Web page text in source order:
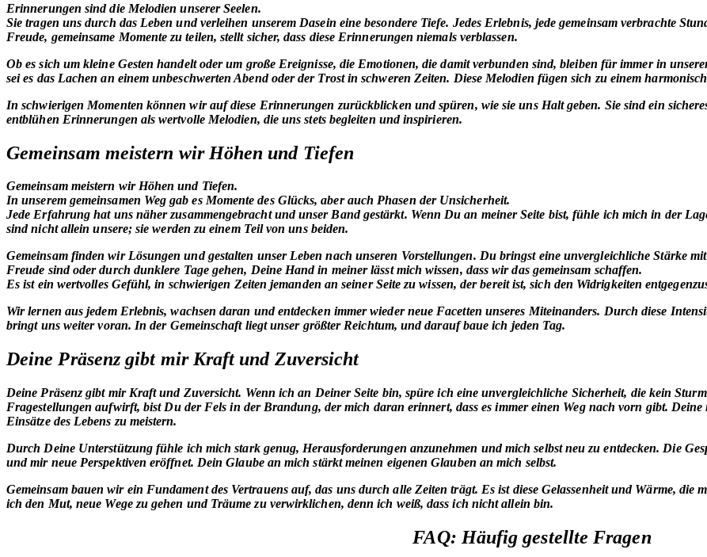
Erinnerungen sind die Melodien unserer Seelen.
Sie tragen uns durch das Leben und verleihen unserem Dasein eine besondere Tiefe. Jedes Erlebnis, jede gemeinsam verbrachte
Freude, gemeinsame Momente zu teilen, stellt sicher, dass diese Erinnerungen niemals verblassen.
Ob es sich um kleine Gesten handelt oder um große Ereignisse, die Emotionen, die damit verbunden sind, bleiben für immer in
sei es das Lachen an einem unbeschwerten Abend oder der Trost in schweren Zeiten. Diese Melodien fügen sich zu einem
In schwierigen Momenten können wir auf diese Erinnerungen zurückblicken und spüren, wie sie uns Halt geben. Sie sind ein
entblühen Erinnerungen als wertvolle Melodien, die uns stets begleiten und inspirieren.
Gemeinsam meistern wir Höhen und Tiefen
Gemeinsam meistern wir Höhen und Tiefen.
In unserem gemeinsamen Weg gab es Momente des Glücks, aber auch Phasen der Unsicherheit.
Jede Erfahrung hat uns näher zusammengebracht und unser Band gestärkt. Wenn Du an meiner Seite bist, fühle ich mich in der
sind nicht allein unsere; sie werden zu einem Teil von uns beiden.
Gemeinsamfinden wir Lösungen und gestalten unser Leben nach unseren Vorstellungen. Du bringst eineunvergleichliche Stärkemit
Freude sind oder durch dunklere Tage gehen, Deine Hand in meiner lässt mich wissen, dass wir das gemeinsam schaffen.
Es ist ein wertvolles Gefühl, in schwierigen Zeiten jemanden an seiner Seite zu wissen, der bereit ist, sich den Widrigkeiten
Wir lernen aus jedem Erlebnis, wachsen daran und entdecken immer wieder neue Facetten unseres Miteinanders. Durch diese
bringt uns weiter voran. In der Gemeinschaft liegt unser größter Reichtum, und darauf baue ich jeden Tag.
Deine Präsenz gibt mir Kraft und Zuversicht
Deine Präsenz gibt mir Kraft und Zuversicht. Wenn ich an Deiner Seite bin, spüre ich eine unvergleichliche Sicherheit, die kein
Fragestellungen aufwirft, bist Du der Fels in der Brandung, der mich daran erinnert, dass es immer einen Weg nach vorn gibt.
Einsätze des Lebens zu meistern.
Durch Deine Unterstützung fühle ich mich stark genug, Herausforderungen anzunehmen und mich selbst neu zu entdecken. Die
und mir neue Perspektiven eröffnet. Dein Glaube an mich stärkt meinen eigenen Glauben an mich selbst.
Gemeinsam bauen wir ein Fundament des Vertrauens auf, das uns durch alle Zeiten trägt. Es ist diese Gelassenheit und Wärme,
ich den Mut, neue Wege zu gehen und Träume zu verwirklichen, denn ich weiß, dass ich nicht allein bin.
FAQ: Häufig gestellte Fragen